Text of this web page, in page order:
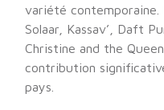
variété contemporaine.
Solaar, Kassav’, Daft
Christine and the
contribution
pays.